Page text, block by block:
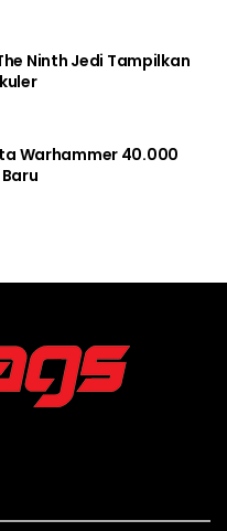
Ninth Jedi Tampilkan
Warhammer 40.000